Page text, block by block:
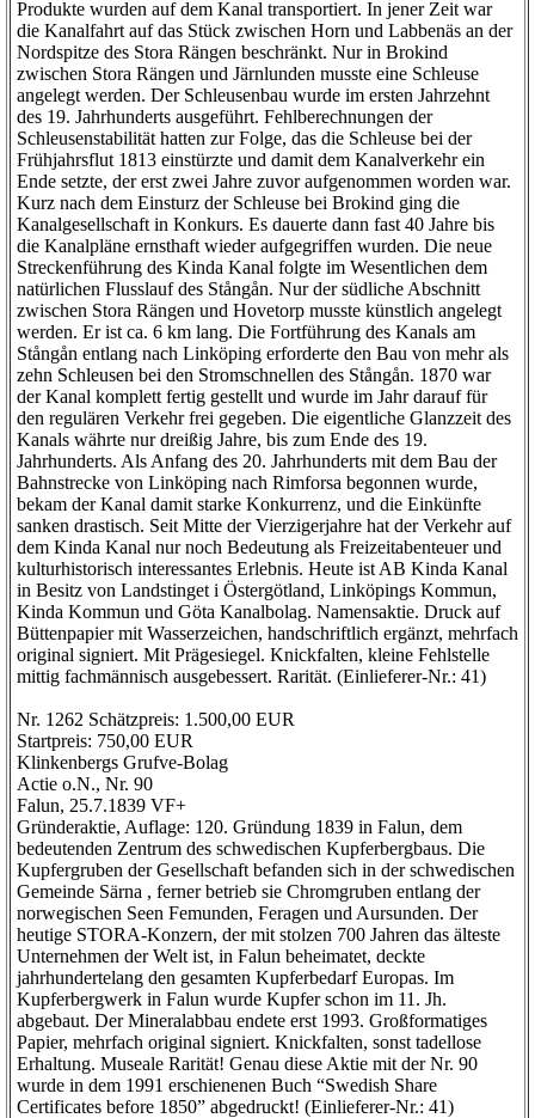
Produkte wurden auf dem Kanal transportiert. In jener Zeit war
die Kanalfahrt auf das Stück zwischen Horn und Labbenäs an der
Nordspitze des Stora Rängen beschränkt. Nur in Brokind
zwischen Stora Rängen und Järnlunden musste eine Schleuse
angelegt werden. Der Schleusenbau wurde im ersten Jahrzehnt
des 19. Jahrhunderts ausgeführt. Fehlberechnungen der
Schleusenstabilität hatten zur Folge, das die Schleuse bei der
Frühjahrsflut 1813 einstürzte und damit dem Kanalverkehr ein
Ende setzte, der erst zwei Jahre zuvor aufgenommen worden war.
Kurz nach dem Einsturz der Schleuse bei Brokind ging die
Kanalgesellschaft in Konkurs. Es dauerte dann fast 40 Jahre bis
die Kanalpläne ernsthaft wieder aufgegriffen wurden. Die neue
Streckenführung des Kinda Kanal folgte im Wesentlichen dem
natürlichen Flusslauf des Stångån. Nur der südliche Abschnitt
zwischen Stora Rängen und Hovetorp musste künstlich angelegt
werden. Er ist ca. 6 km lang. Die Fortführung des Kanals am
Stångån entlang nach Linköping erforderte den Bau von mehr als
zehn Schleusen bei den Stromschnellen des Stångån. 1870 war
der Kanal komplett fertig gestellt und wurde im Jahr darauf für
den regulären Verkehr frei gegeben. Die eigentliche Glanzzeit des
Kanals währte nur dreißig Jahre, bis zum Ende des 19.
Jahrhunderts. Als Anfang des 20. Jahrhunderts mit dem Bau der
Bahnstrecke von Linköping nach Rimforsa begonnen wurde,
bekam der Kanal damit starke Konkurrenz, und die Einkünfte
sanken drastisch. Seit Mitte der Vierzigerjahre hat der Verkehr auf
dem Kinda Kanal nur noch Bedeutung als Freizeitabenteuer und
kulturhistorisch interessantes Erlebnis. Heute ist AB Kinda Kanal
in Besitz von Landstinget i Östergötland, Linköpings Kommun,
Kinda Kommun und Göta Kanalbolag. Namensaktie. Druck auf
Büttenpapier mit Wasserzeichen, handschriftlich ergänzt, mehrfach
original signiert. Mit Prägesiegel. Knickfalten, kleine Fehlstelle
mittig fachmännisch ausgebessert. Rarität. (Einlieferer-Nr.: 41)
Nr. 1262 Schätzpreis: 1.500,00 EUR
Startpreis: 750,00 EUR
Klinkenbergs Grufve-Bolag
Actie o.N., Nr. 90
Falun, 25.7.1839 VF+
Gründeraktie, Auflage: 120. Gründung 1839 in Falun, dem
bedeutenden Zentrum des schwedischen Kupferbergbaus. Die
Kupfergruben der Gesellschaft befanden sich in der schwedischen
Gemeinde Särna , ferner betrieb sie Chromgruben entlang der
norwegischen Seen Femunden, Feragen und Aursunden. Der
heutige STORA-Konzern, der mit stolzen 700 Jahren das älteste
Unternehmen der Welt ist, in Falun beheimatet, deckte
jahrhundertelang den gesamten Kupferbedarf Europas. Im
Kupferbergwerk in Falun wurde Kupfer schon im 11. Jh.
abgebaut. Der Mineralabbau endete erst 1993. Großformatiges
Papier, mehrfach original signiert. Knickfalten, sonst tadellose
Erhaltung. Museale Rarität! Genau diese Aktie mit der Nr. 90
wurde in dem 1991 erschienenen Buch “Swedish Share
Certificates before 1850” abgedruckt! (Einlieferer-Nr.: 41)